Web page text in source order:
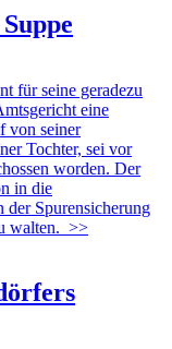
für seine geradezu
eine
von seiner
Tochter, sei vor
worden. Der
in die
Spurensicherung
walten. >>